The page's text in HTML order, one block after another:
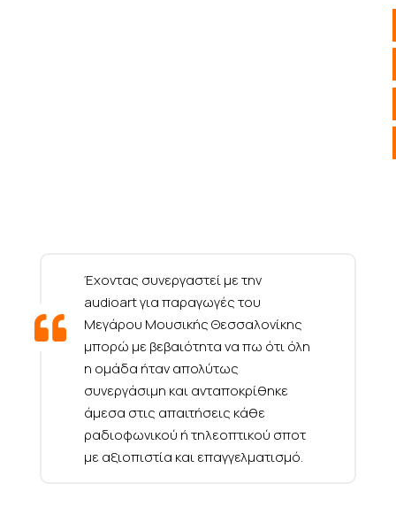
Έχοντας συνεργαστεί με την
audioart για παραγωγές του
Μεγάρου Μουσικής Θεσσαλονίκης
μπορώ με βεβαιότητα να πω ότι όλη
η ομάδα ήταν απολύτως
συνεργάσιμη και ανταποκρίθηκε
άμεσα στις απαιτήσεις κάθε
ραδιοφωνικού ή τηλεοπτικού σποτ
με αξιοπιστία και επαγγελματισμό.